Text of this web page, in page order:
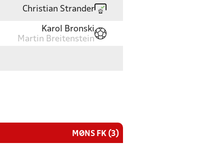
Christian Strander
Karol Bronski
Martin Breitenstein
MØNS FK (3)